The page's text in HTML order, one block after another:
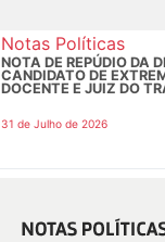
Notas Políticas
NOTA DE REPÚDIO DA
CANDIDATO DE
DOCENTE E JUIZ DO
31 de Julho de 2026